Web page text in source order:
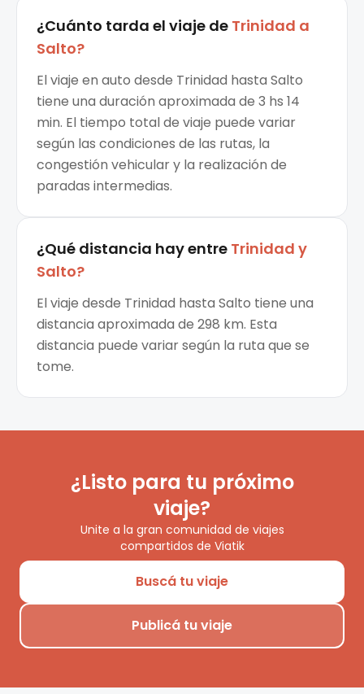
¿Cuánto tarda el viaje de Trinidad a
Salto?
El viaje en auto desde Trinidad hasta Salto
tiene una duración aproximada de 3 hs 14
min. El tiempo total de viaje puede variar
según las condiciones de las rutas, la
congestión vehicular y la realización de
paradas intermedias.
¿Qué distancia hay entre Trinidad y
Salto?
El viaje desde Trinidad hasta Salto tiene una
distancia aproximada de 298 km. Esta
distancia puede variar según la ruta que se
tome.
¿Listo para tu próximo
viaje?
Unite a la gran comunidad de viajes
compartidos de Viatik
Buscá tu viaje
Publicá tu viaje